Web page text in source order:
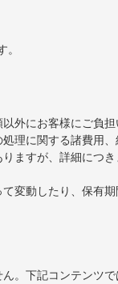
外にお客様にご負
理に関する諸費用、
ますが、詳細につ
変動したり、保有
。下記コンテンツ